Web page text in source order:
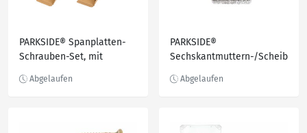
PARKSIDE® Spanplatten-
Schrauben-Set, mit
PARKSIDE®
Sechskantmuttern-/Scheib